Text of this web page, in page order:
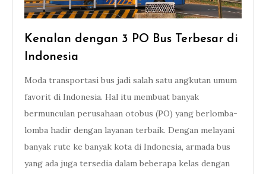
Kenalan dengan 3 PO Bus Terbesar di
Indonesia
Moda transportasi bus jadi salah satu angkutan umum
favorit di Indonesia. Hal itu membuat banyak
bermunculan perusahaan otobus (PO) yang berlomba-
lomba hadir dengan layanan terbaik. Dengan melayani
banyak rute ke banyak kota di Indonesia, armada bus
yang ada juga tersedia dalam beberapa kelas dengan